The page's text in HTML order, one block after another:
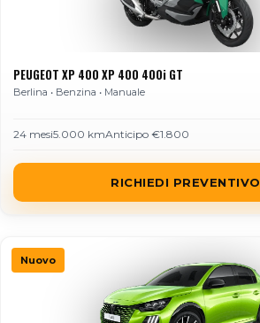
PEUGEOT XP 400 XP 400 400i GT
Berlina • Benzina • Manuale
24 mesi5.000 kmAnticipo €1.800
RICHIEDI PREVENTIVO
Nuovo